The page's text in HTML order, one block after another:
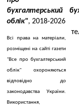
бухгалтерський
облік", 2018-2026
Всі права на матеріали,
розміщені на сайті газети
"Все про бухгалтерський
облік" охороняються
відповідно до
законодавства України.
Використання,